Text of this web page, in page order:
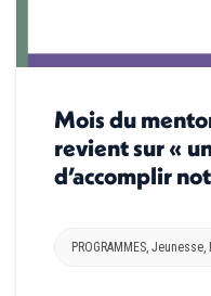
Mois du
revient sur «
d’accomplir
PROGRAMMES, Jeunesse,